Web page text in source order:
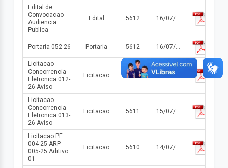
Edital de
Convocacao
Audiencia
Publica
Edital 5612 16/07/2026
Portaria 052-26 Portaria 5612 16/07/2026
Licitacao
Concorrencia
Eletronica 012-
26 Aviso
Licitacao 5611
Licitacao
Concorrencia
Eletronica 013-
26 Aviso
Licitacao 5611 15/07/2026
Licitacao PE
004-25 ARP
005-25 Aditivo
01
Licitacao 5610 14/07/2026